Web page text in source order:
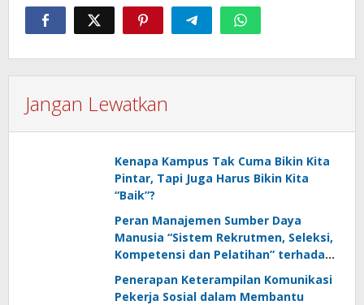
Jangan Lewatkan
Kenapa Kampus Tak Cuma Bikin Kita
Pintar, Tapi Juga Harus Bikin Kita
“Baik”?
Peran Manajemen Sumber Daya
Manusia “Sistem Rekrutmen, Seleksi,
Kompetensi dan Pelatihan” terhadap
Keunggulan Kompetitif: Literature
Review
Penerapan Keterampilan Komunikasi
Pekerja Sosial dalam Membantu